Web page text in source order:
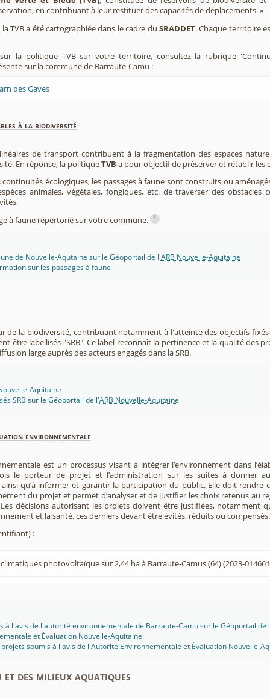
en contribuant à leur restituer des capacités de déplacements. »
TVB a été cartographiée dans le cadre du SRADDET. Chaque territoire
la politique TVB sur votre territoire, consultez la rubrique
sur la commune de Barraute-Camu :
des Gaves
à la biodiversité
de transport contribuent à la fragmentation des espaces
En réponse, la politiqueTVB a pour objectif de préserver et rétablir les
écologiques, les passages à faune sont construits ou
animales, végétales, fongiques, etc. de traverser des
à faune répertorié sur votre commune.
i
de Nouvelle-Aqutaine sur le Géoportail de l'ARB Nouvelle-Aquitaine
sur les passages à faune
de la biodiversité, contribuant notamment à l'atteinte des objectifs fixés
être labellisés "SRB". Ce label reconnaît la pertinence et la qualité des
large auprès des acteurs engagés dans la SRB.
Aquitaine
SRB sur le Géoportail de l'ARB Nouvelle-Aquitaine
environnementale
est un processus visant à intégrer l’environnement dans
le porteur de projet et l’administration sur les suites à donner
qu’à informer et garantir la participation du public. Elle doit rendre
du projet et permet d’analyser et de justifier les choix retenus au
décisions autorisant les projets doivent être justifiées, notamment
et la santé, ces derniers devant être évités, réduits ou compensés.
:
photovoltaïque sur 2,44 ha à Barraute-Camus (64) (2023-
à l'avis de l'autorité environnementale de Barraute-Camu sur le Géoportail de
et Évaluation Nouvelle-Aquitaine
soumis à l'avis de l'Autorité Environnementale et Évaluation Nouvelle-
des milieux aquatiques